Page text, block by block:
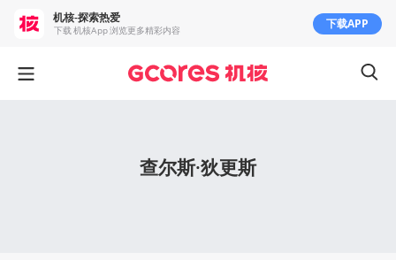
查尔斯·狄更斯
机核-探索热爱
下载 机核App 浏览更多精彩内容 下载APP